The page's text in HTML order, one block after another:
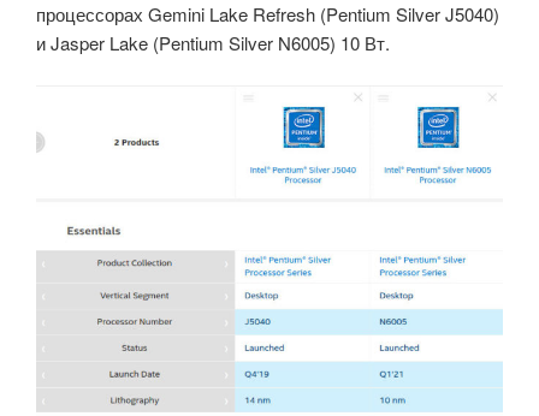
процессорах Gemini Lake Refresh (Pentium Silver J5040)
и Jasper Lake (Pentium Silver N6005) 10 Вт.